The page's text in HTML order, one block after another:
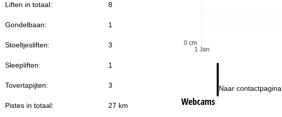
Naar contactpagina
Liften in totaal: 8
Gondelbaan: 1
Stoeltjesliften: 3
Sleepliften: 1
Tovertapijten: 3
Pistes in totaal: 27 km
1 Jan
0 cm
Webcams